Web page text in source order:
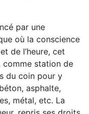
par une
où la conscience
de l’heure, cet
station de
du coin pour y
asphalte,
métal, etc. La